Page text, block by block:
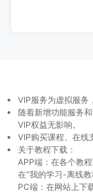
VIP服务为虚拟服务
随着新增功能服务
VIP权益无影响。
VIP购买课程、在线
关于教程下载：
APP端：在各个教
在“我的学习-离线教
PC端：在网站上